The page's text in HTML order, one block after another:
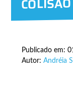
COLISAO
Publicado em:
Autor: Andréia